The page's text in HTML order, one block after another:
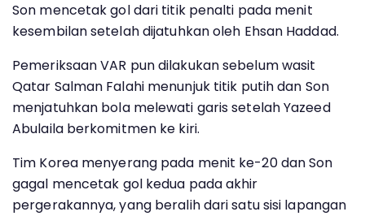
Son mencetak gol dari titik penalti pada menit
kesembilan setelah dijatuhkan oleh Ehsan Haddad.
Pemeriksaan VAR pun dilakukan sebelum wasit
Qatar Salman Falahi menunjuk titik putih dan Son
menjatuhkan bola melewati garis setelah Yazeed
Abulaila berkomitmen ke kiri.
Tim Korea menyerang pada menit ke-20 dan Son
gagal mencetak gol kedua pada akhir
pergerakannya, yang beralih dari satu sisi lapangan